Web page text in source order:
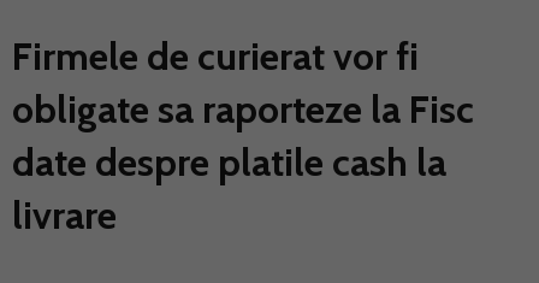
Firmele de curierat vor fi
obligate sa raporteze la Fisc
date despre platile cash la
livrare